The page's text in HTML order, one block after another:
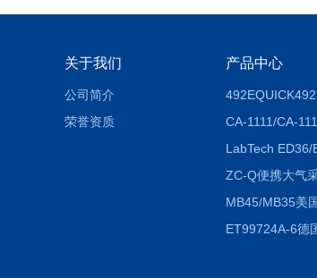
关于我们
公司简介
荣誉资质
产品中心
ZC-Q便携大气